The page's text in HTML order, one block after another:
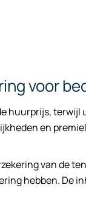
voor
huurprijs, terwijl
en
van de
hebben. De